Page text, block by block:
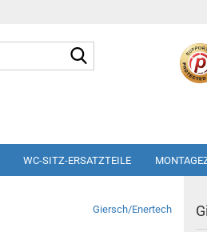
WC-SITZ-ERSATZTEILE
Giersch/Enertech